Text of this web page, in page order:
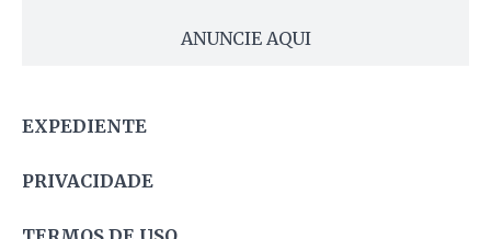
ANUNCIE AQUI
EXPEDIENTE
PRIVACIDADE